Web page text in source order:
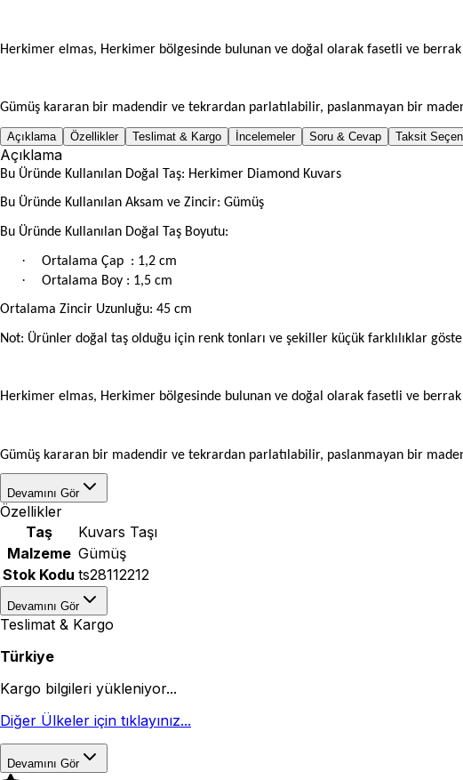
Herkimer elmas, Herkimer bölgesinde bulunan ve doğal olarak fasetli ve berrak
Gümüş kararan bir madendir ve tekrardan parlatılabilir, paslanmayan bir
Açıklama Özellikler Teslimat & Kargo İncelemeler Soru & Cevap Taksit
Açıklama
Bu Üründe Kullanılan Doğal Taş: Herkimer Diamond Kuvars
Bu Üründe Kullanılan Aksam ve Zincir: Gümüş
Bu Üründe Kullanılan Doğal Taş Boyutu:
· Ortalama Çap : 1,2 cm
· Ortalama Boy : 1,5 cm
Ortalama Zincir Uzunluğu: 45 cm
Not: Ürünler doğal taş olduğu için renk tonları ve şekiller küçük farklılıklar
Herkimer elmas, Herkimer bölgesinde bulunan ve doğal olarak fasetli ve berrak
Gümüş kararan bir madendir ve tekrardan parlatılabilir, paslanmayan bir
Devamını Gör
Özellikler
Taş
Kuvars Taşı
Malzeme Gümüş
Stok Kodu ts28112212
Devamını Gör
Teslimat & Kargo
Türkiye
Kargo bilgileri yükleniyor...
Diğer Ülkeler için tıklayınız...
Devamını Gör